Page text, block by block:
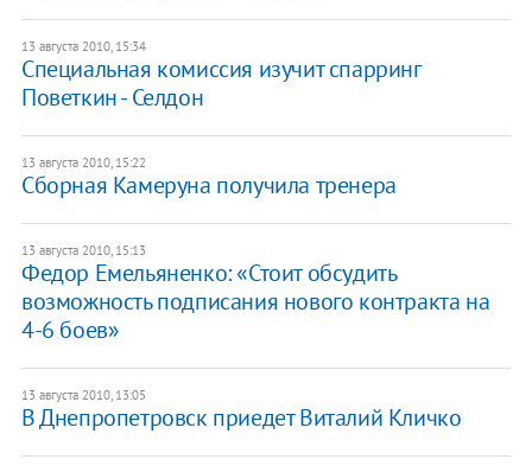
13 августа 2010, 15:34
Специальная комиссия изучит спарринг
Поветкин - Селдон
13 августа 2010, 15:22
Сборная Камеруна получила тренера
13 августа 2010, 15:13
Федор Емельяненко: «Стоит обсудить
возможность подписания нового контракта на
4-6 боев»
13 августа 2010, 13:05
В Днепропетровск приедет Виталий Кличко